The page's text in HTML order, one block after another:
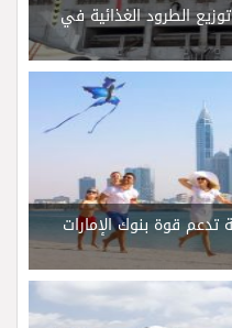
الطرود الغذائية في
تدعم قوة بنوك الإمارات